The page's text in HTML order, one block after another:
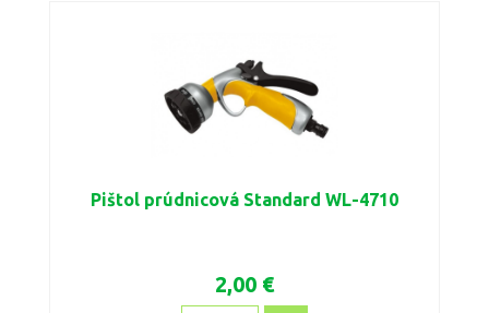
Pištol prúdnicová Standard WL-4710
2,00 €